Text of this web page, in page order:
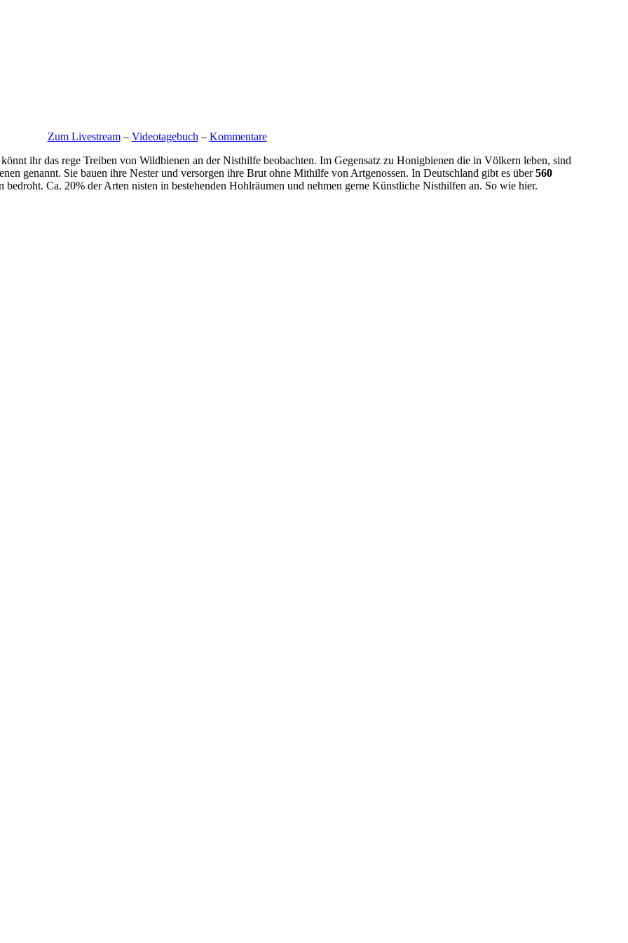
Zum Livestream– Videotagebuch – Kommentare
ihr das rege Treiben von Wildbienen an der Nisthilfe beobachten. Im Gegensatz zu Honigbienen die in Völkern leben, sind
genannt. Sie bauen ihre Nester und versorgen ihre Brut ohne Mithilfe von Artgenossen. In Deutschland gibt es über560
Ca. 20% der Arten nisten in bestehenden Hohlräumen und nehmen gerne Künstliche Nisthilfen an. So wie hier.